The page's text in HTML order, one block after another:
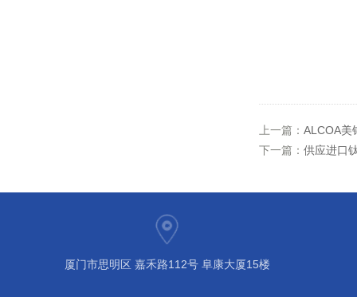
上一篇： ALCOA美
下一篇： 供应进口
厦门市思明区 嘉禾路112号 阜康大厦15楼